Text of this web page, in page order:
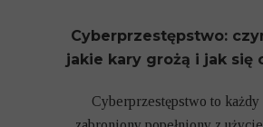
Cyberprzestępstwo:
jakie kary grożą i jak się
Cyberprzestępstwo to każdy